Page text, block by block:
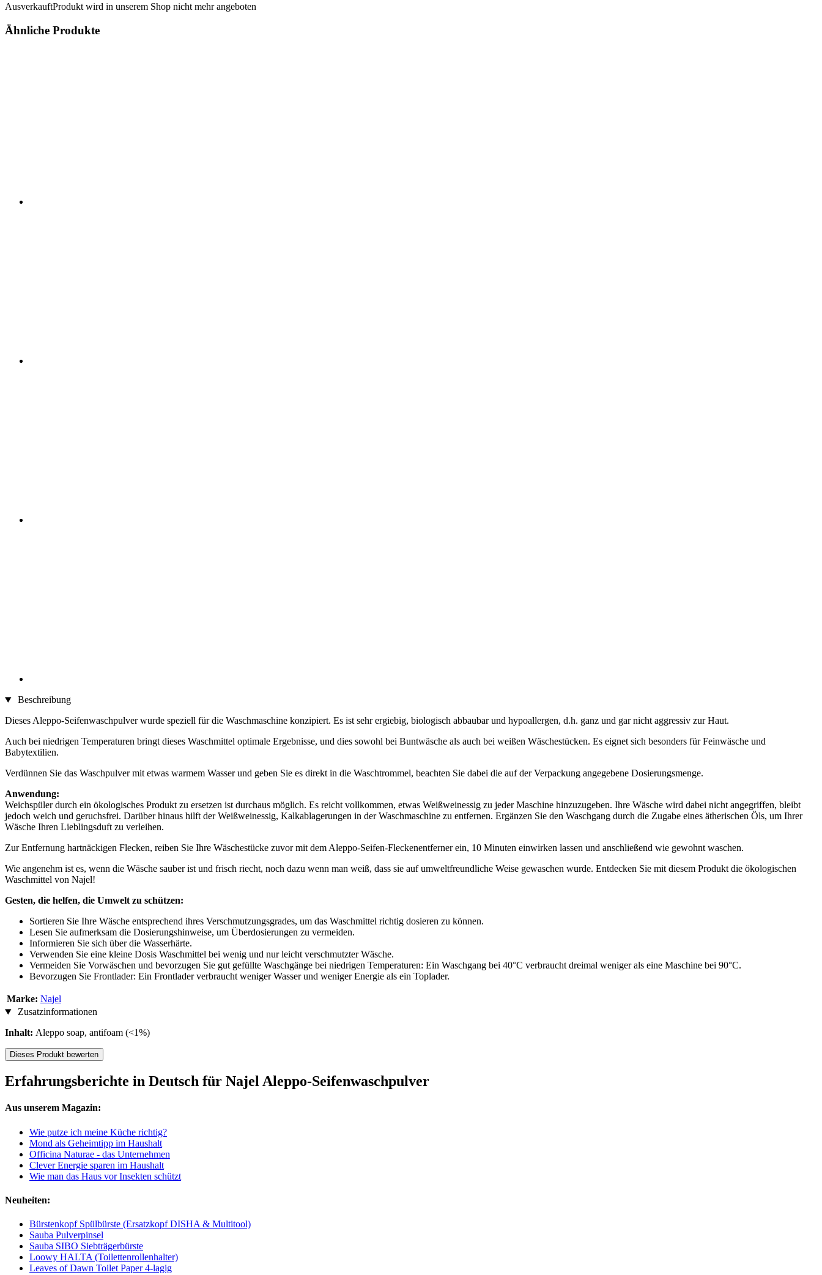
AusverkauftProdukt wird in unserem Shop nicht mehr angeboten
Ähnliche Produkte
Beschreibung
Dieses Aleppo-Seifenwaschpulver wurde speziell für die Waschmaschine konzipiert. Es ist sehr ergiebig, biologisch abbaubar und hypoallergen, d.h. ganz und gar nicht aggressiv zur Haut.
Auch bei niedrigen Temperaturen bringt dieses Waschmittel optimale Ergebnisse, und dies sowohl bei Buntwäsche als auch bei weißen Wäschestücken. Es eignet sich besonders für Feinwäsche und
Babytextilien.
Verdünnen Sie das Waschpulver mit etwas warmem Wasser und geben Sie es direkt in die Waschtrommel, beachten Sie dabei die auf der Verpackung angegebene Dosierungsmenge.
Anwendung:
Weichspüler durch ein ökologisches Produkt zu ersetzen ist durchaus möglich. Es reicht vollkommen, etwas Weißweinessig zu jeder Maschine hinzuzugeben. Ihre Wäsche wird dabei nicht angegriffen, bleibt
jedoch weich und geruchsfrei. Darüber hinaus hilft der Weißweinessig, Kalkablagerungen in der Waschmaschine zu entfernen. Ergänzen Sie den Waschgang durch die Zugabe eines ätherischen Öls, um Ihrer
Wäsche Ihren Lieblingsduft zu verleihen.
Zur Entfernung hartnäckigen Flecken, reiben Sie Ihre Wäschestücke zuvor mit dem Aleppo-Seifen-Fleckenentferner ein, 10 Minuten einwirken lassen und anschließend wie gewohnt waschen.
Wie angenehm ist es, wenn die Wäsche sauber ist und frisch riecht, noch dazu wenn man weiß, dass sie auf umweltfreundliche Weise gewaschen wurde. Entdecken Sie mit diesem Produkt die ökologischen
Waschmittel von Najel!
Gesten, die helfen, die Umwelt zu schützen:
Sortieren Sie Ihre Wäsche entsprechend ihres Verschmutzungsgrades, um das Waschmittel richtig dosieren zu können.
Lesen Sie aufmerksam die Dosierungshinweise, um Überdosierungen zu vermeiden.
Informieren Sie sich über die Wasserhärte.
Verwenden Sie eine kleine Dosis Waschmittel bei wenig und nur leicht verschmutzter Wäsche.
Vermeiden Sie Vorwäschen und bevorzugen Sie gut gefüllte Waschgänge bei niedrigen Temperaturen: Ein Waschgang bei 40°C verbraucht dreimal weniger als eine Maschine bei 90°C.
Bevorzugen Sie Frontlader: Ein Frontlader verbraucht weniger Wasser und weniger Energie als ein Toplader.
Marke: Najel
Zusatzinformationen
Inhalt: Aleppo soap, antifoam (<1%)
Dieses Produkt bewerten
Erfahrungsberichte in Deutsch für Najel Aleppo-Seifenwaschpulver
Aus unserem Magazin:
Wie putze ich meine Küche richtig?
Mond als Geheimtipp im Haushalt
Officina Naturae - das Unternehmen
Clever Energie sparen im Haushalt
Wie man das Haus vor Insekten schützt
Neuheiten:
Bürstenkopf Spülbürste (Ersatzkopf DISHA & Multitool)
Sauba Pulverpinsel
Sauba SIBO Siebträgerbürste
Loowy HALTA (Toilettenrollenhalter)
Leaves of Dawn Toilet Paper 4-lagig